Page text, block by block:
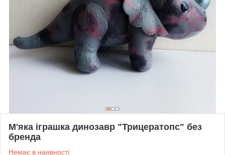
М'яка іграшка динозавр "Трицератопс" без
бренда
Немає в наявності